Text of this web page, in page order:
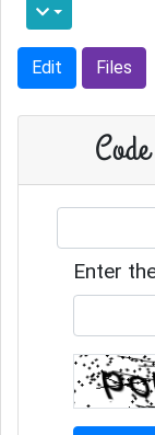
Edit Files
Enter